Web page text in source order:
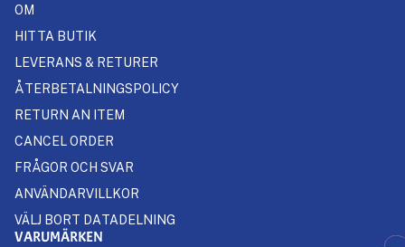
OM
HITTA BUTIK
LEVERANS & RETURER
ÅTERBETALNINGSPOLICY
RETURN AN ITEM
CANCEL ORDER
FRÅGOR OCH SVAR
ANVÄNDARVILLKOR
VÄLJ BORT DATADELNING
VARUMÄRKEN